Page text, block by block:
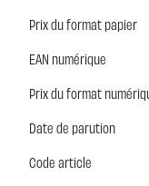
Prix du format papier
EAN numérique
Prix du format
Date de parution
Code article